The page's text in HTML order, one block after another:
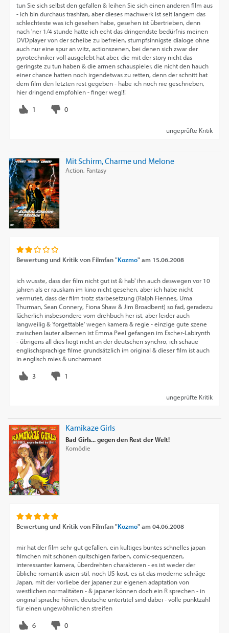
tun Sie sich selbst den gefallen & leihen Sie sich einen anderen film aus
- ich bin durchaus trashfan, aber dieses machwerk ist seit langem das
schlechteste was ich gesehen habe, gesehen ist übertrieben, denn
nach 'ner 1/4 stunde hatte ich echt das dringendste bedürfnis meinen
DVDplayer von der scheibe zu befreien, stumpfsinnigste dialoge ohne
auch nur eine spur an witz, actionszenen, bei denen sich zwar der
pyrotechniker voll ausgelebt hat aber, die mit der story nicht das
geringste zu tun haben & die armen schauspieler, die nicht den hauch
einer chance hatten noch irgendetwas zu retten, denn der schnitt hat
dem film den letzten rest gegeben - habe ich noch nie geschrieben,
hier dringend empfohlen - finger weg!!!
ungeprüfte Kritik
Mit Schirm, Charme und Melone
Action, Fantasy
Bewertung und Kritik von Filmfan "Kozmo"am 15.06.2008
ich wusste, dass der film nicht gut ist & hab' ihn auch deswegen vor 10
jahren als er rauskam im kino nicht gesehen, aber ich habe nicht
vermutet, dass der film trotz starbesetzung (Ralph Fiennes, Uma
Thurman, Sean Connery, Fiona Shaw & Jim Broadbent) so fad, geradezu
lächerlich insbesondere vom drehbuch her ist, aber leider auch
langweilig & 'forgettable' wegen kamera & regie - einzige gute szene
zwischen lauter albernen ist Emma Peel gefangen im Escher-Labirynth
- übrigens all dies liegt nicht an der deutschen synchro, ich schaue
englischsprachige filme grundsätzlich im original & dieser film ist auch
in englisch mies & uncharmant
ungeprüfte Kritik
Kamikaze Girls
Bad Girls... gegen den Rest der Welt!
Komödie
Bewertung und Kritik von Filmfan "Kozmo"am04.06.2008
mir hat der film sehr gut gefallen, ein kultiges buntes schnelles japan
filmchen mit schönen quitschigen farben, comic-sequenzen,
interessanter kamera, überdrehten charakteren - es ist weder der
übliche romantik-asien-stil, noch US-kost, es ist das moderne schräge
Japan, mit der vorliebe der japaner zur eigenen adaptation von
westlichen normalitäten - & japaner können doch ein R sprechen - in
original sprache hören, deutsche untertitel sind dabei - volle punktzahl
für einen ungewöhnlichen streifen